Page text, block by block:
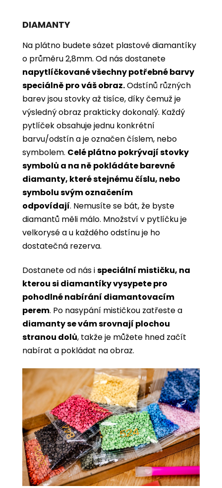
DIAMANTY
Na plátno budete sázet plastové diamantíky
o průměru 2,8mm. Od nás dostanete
napytlíčkované všechny potřebné barvy
speciálně pro váš obraz.Odstínů různých
barev jsou stovky až tisíce, díky čemuž je
výsledný obraz prakticky dokonalý. Každý
pytlíček obsahuje jednu konkrétní
barvu/odstín a je označen číslem, nebo
symbolem. Celé plátno pokrývají stovky
symbolů a na ně pokládáte barevné
diamanty, které stejnému číslu, nebo
symbolu svým označením
odpovídají. Nemusíte se bát, že byste
diamantů měli málo. Množství v pytlíčku je
velkorysé a u každého odstínu je ho
dostatečná rezerva.
Dostanete od nás ispeciální mističku, na
kterou si diamantíky vysypete pro
pohodlné nabírání diamantovacím
perem. Po nasypání mističkou zatřeste a
diamanty se vám srovnají plochou
stranou dolů, takže je můžete hned začít
nabírat a pokládat na obraz.